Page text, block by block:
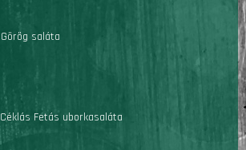
Görög saláta
Céklás Fetás uborkasaláta